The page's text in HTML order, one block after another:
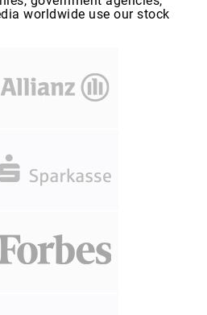
worldwide use our stock